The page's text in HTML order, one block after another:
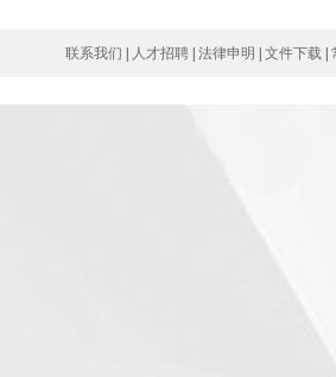
联系我们 人才招聘 法律申明 文件下载